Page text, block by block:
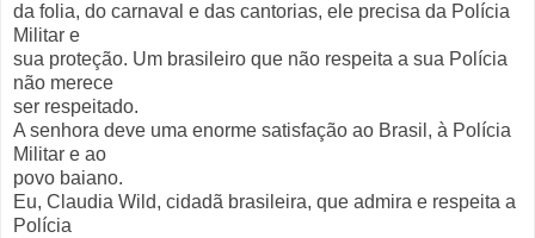
da folia, do carnaval e das cantorias, ele precisa da Polícia
Militar e
sua proteção. Um brasileiro que não respeita a sua Polícia
não merece
ser respeitado.
A senhora deve uma enorme satisfação ao Brasil, à Polícia
Militar e ao
povo baiano.
Eu, Claudia Wild, cidadã brasileira, que admira e respeita a
Polícia